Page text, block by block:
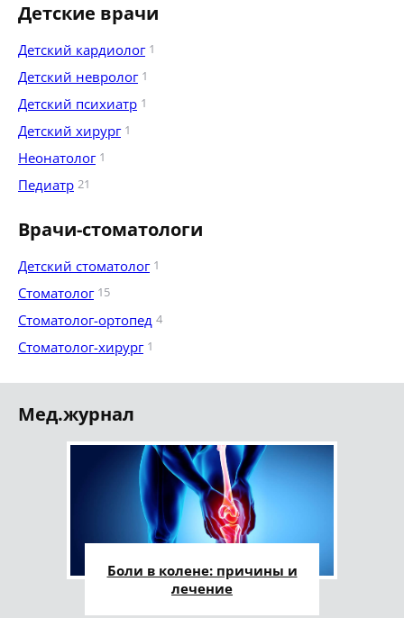
Детские врачи
Детский кардиолог 1
Детский невролог 1
Детский психиатр 1
Детский хирург 1
Неонатолог 1
Педиатр 21
Врачи-стоматологи
Детский стоматолог 1
Стоматолог 15
Стоматолог-ортопед 4
Стоматолог-хирург 1
Мед.журнал
Боли в колене: причины и
лечение